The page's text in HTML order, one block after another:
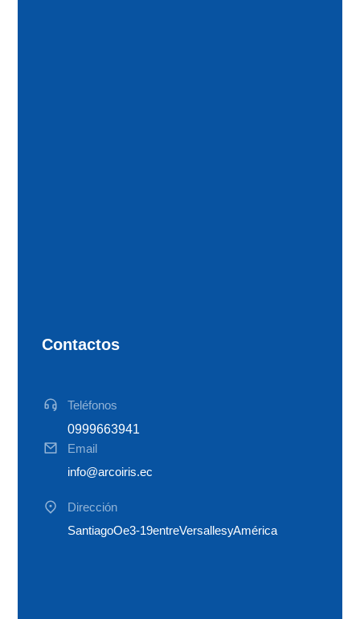
Contactos
Teléfonos
099966 3941
Email
info@arcoiris.ec
Dirección
Santiago Oe 3-19 entre Versalles y América